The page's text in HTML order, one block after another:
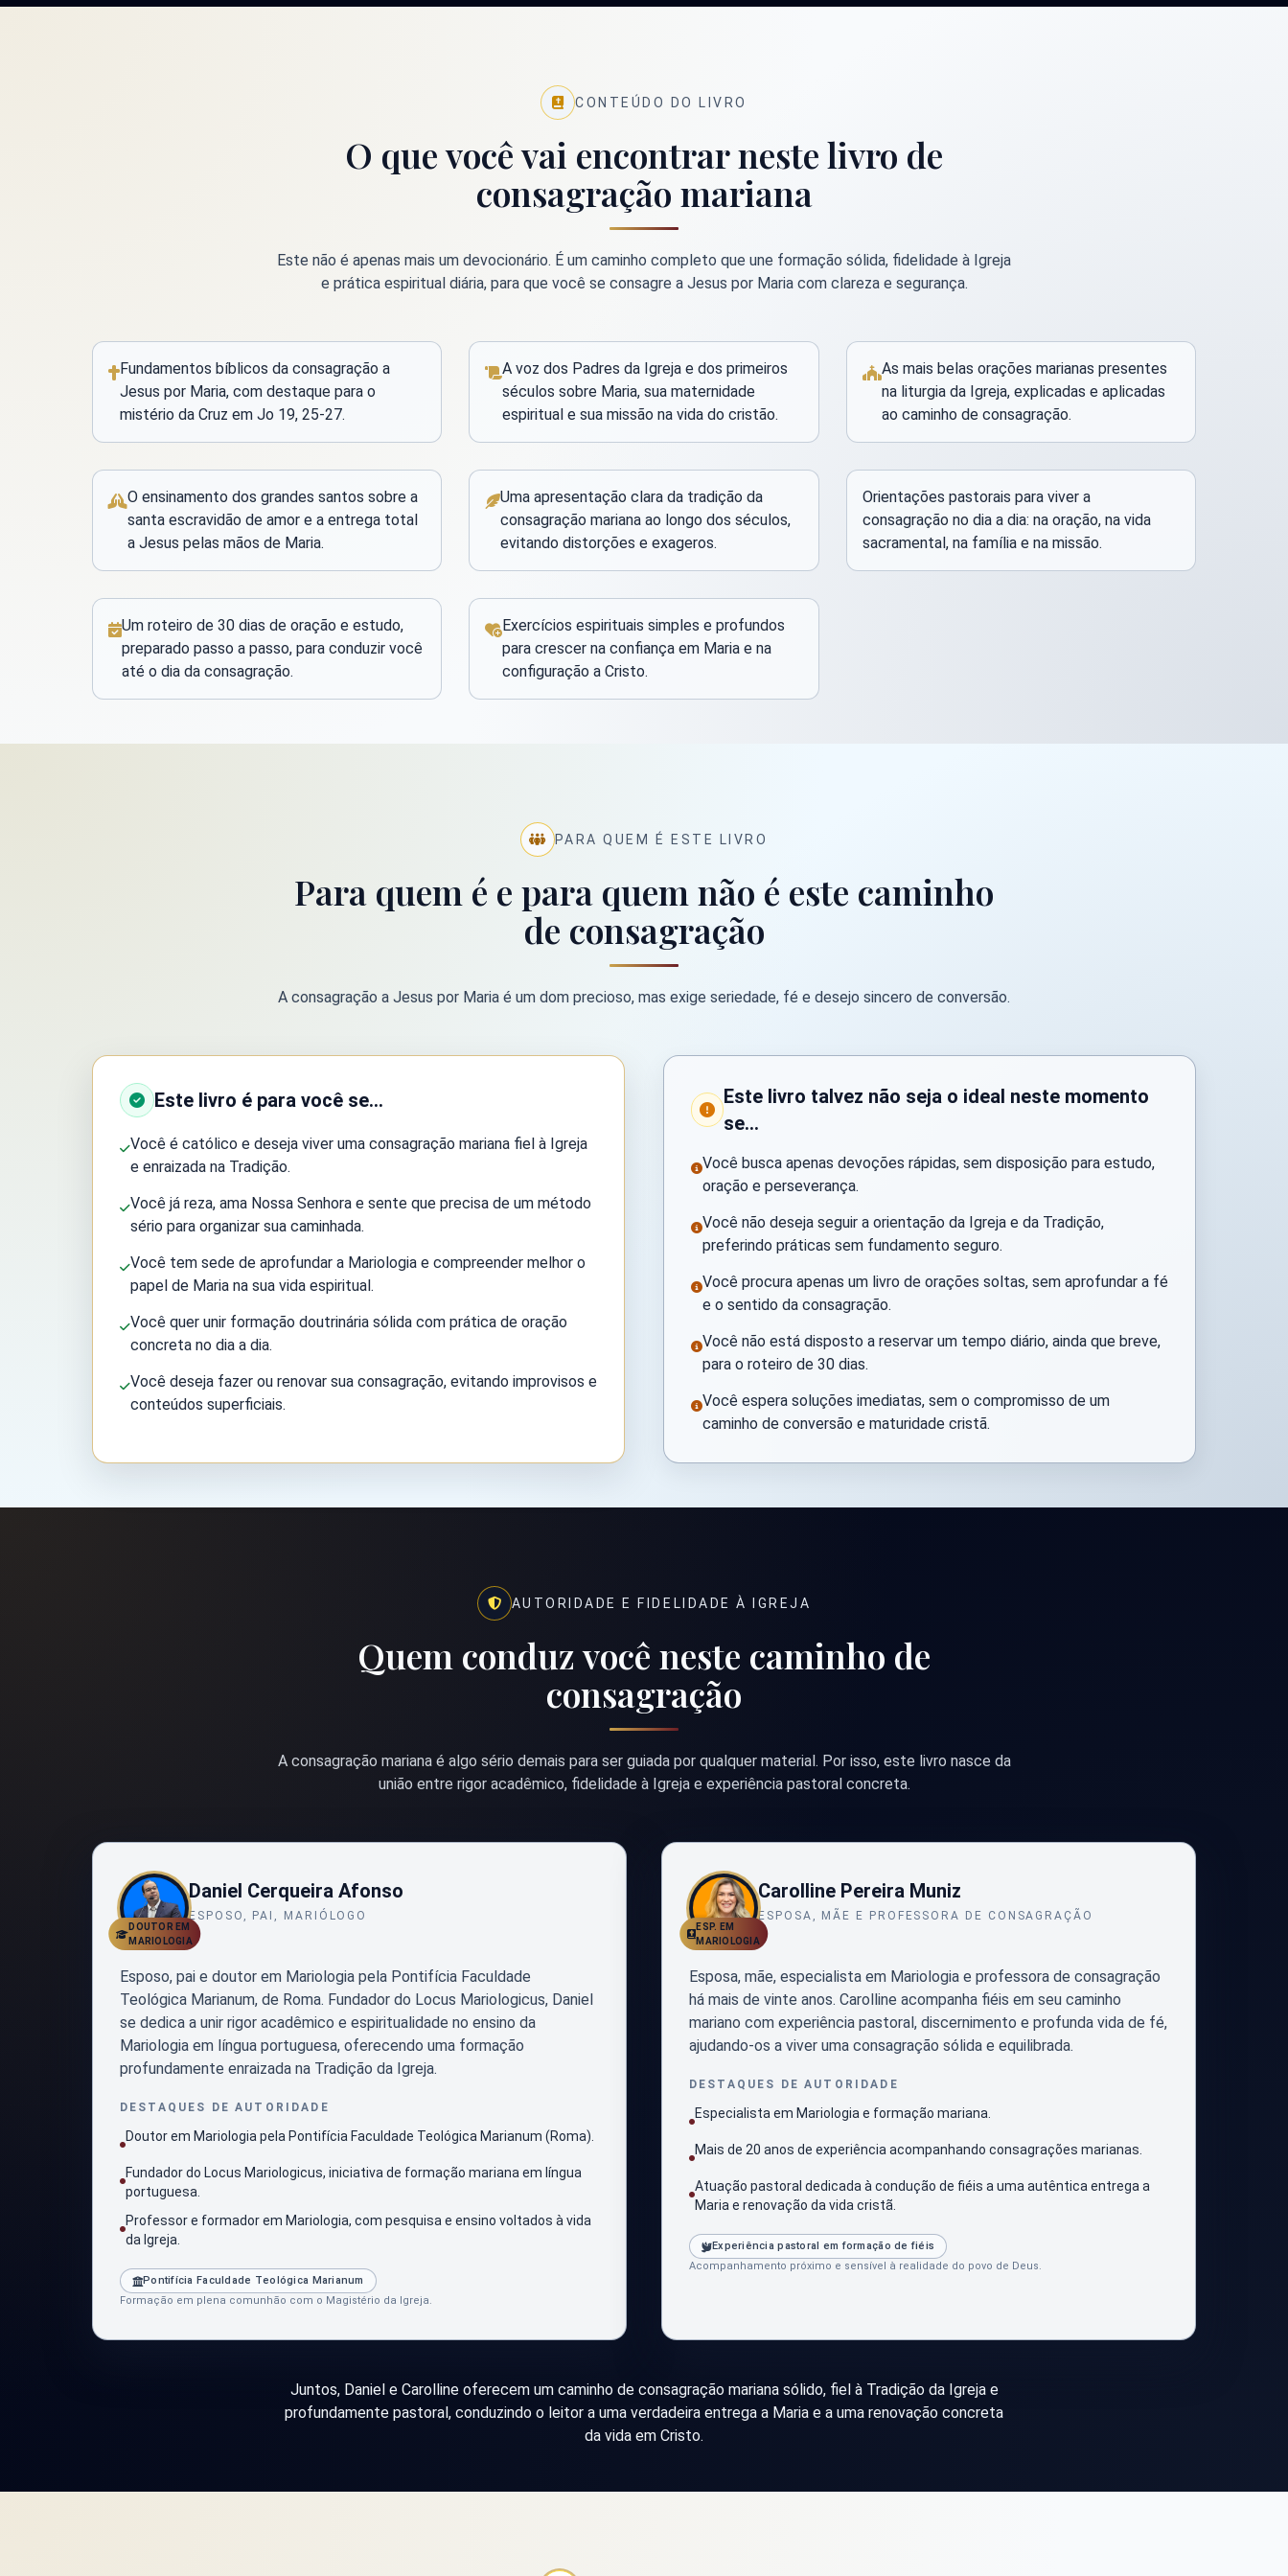
CONTEÚDO DO LIVRO
O que você vai encontrar neste livro de
consagração mariana
Este não é apenas mais um devocionário. É um caminho completo que une formação sólida, fidelidade à Igreja
e prática espiritual diária, para que você se consagre a Jesus por Maria com clareza e segurança.
Fundamentos bíblicos da consagração a
Jesus por Maria, com destaque para o
mistério da Cruz em Jo 19, 25-27.
A voz dos Padres da Igreja e dos primeiros
séculos sobre Maria, sua maternidade
espiritual e sua missão na vida do cristão.
As mais belas orações marianas presentes
na liturgia da Igreja, explicadas e aplicadas
ao caminho de consagração.
O ensinamento dos grandes santos sobre a
santa escravidão de amor e a entrega total
a Jesus pelas mãos de Maria.
Uma apresentação clara da tradição da
consagração mariana ao longo dos séculos,
evitando distorções e exageros.
Orientações pastorais para viver a
consagração no dia a dia: na oração, na vida
sacramental, na família e na missão.
Um roteiro de 30 dias de oração e estudo,
preparado passo a passo, para conduzir você
até o dia da consagração.
Exercícios espirituais simples e profundos
para crescer na confiança em Maria e na
configuração a Cristo.
PARA QUEM É ESTE LIVRO
Para quem é e para quem não é este caminho
de consagração
A consagração a Jesus por Maria é um dom precioso, mas exige seriedade, fé e desejo sincero de conversão.
Este livro é para você se...
Você é católico e deseja viver uma consagração mariana fiel à Igreja
e enraizada na Tradição.
Você já reza, ama Nossa Senhora e sente que precisa de um método
sério para organizar sua caminhada.
Você tem sede de aprofundar a Mariologia e compreender melhor o
papel de Maria na sua vida espiritual.
Você quer unir formação doutrinária sólida com prática de oração
concreta no dia a dia.
Você deseja fazer ou renovar sua consagração, evitando improvisos e
conteúdos superficiais.
Este livro talvez não seja o ideal neste momento
se...
Você busca apenas devoções rápidas, sem disposição para estudo,
oração e perseverança.
Você não deseja seguir a orientação da Igreja e da Tradição,
preferindo práticas sem fundamento seguro.
Você procura apenas um livro de orações soltas, sem aprofundar a fé
e o sentido da consagração.
Você não está disposto a reservar um tempo diário, ainda que breve,
para o roteiro de 30 dias.
Você espera soluções imediatas, sem o compromisso de um
caminho de conversão e maturidade cristã.
AUTORIDADE E FIDELIDADE À IGREJA
Quem conduz você neste caminho de
consagração
A consagração mariana é algo sério demais para ser guiada por qualquer material. Por isso, este livro nasce da
união entre rigor acadêmico, fidelidade à Igreja e experiência pastoral concreta.
DOUTOR EM
MARIOLOGIA
Daniel Cerqueira Afonso
ESPOSO, PAI, MARIÓLOGO
Esposo, pai e doutor em Mariologia pela Pontifícia Faculdade
Teológica Marianum, de Roma. Fundador do Locus Mariologicus, Daniel
se dedica a unir rigor acadêmico e espiritualidade no ensino da
Mariologia em língua portuguesa, oferecendo uma formação
profundamente enraizada na Tradição da Igreja.
DESTAQUES DE AUTORIDADE
Doutor em Mariologia pela Pontifícia Faculdade Teológica Marianum (Roma).
Fundador do Locus Mariologicus, iniciativa de formação mariana em língua
portuguesa.
Professor e formador em Mariologia, com pesquisa e ensino voltados à vida
da Igreja.
Pontifícia Faculdade Teológica Marianum
Formação em plena comunhão com o Magistério da Igreja.
ESP. EM
MARIOLOGIA
Carolline Pereira Muniz
ESPOSA, MÃE E PROFESSORA DE CONSAGRAÇÃO
Esposa, mãe, especialista em Mariologia e professora de consagração
há mais de vinte anos. Carolline acompanha fiéis em seu caminho
mariano com experiência pastoral, discernimento e profunda vida de fé,
ajudando-os a viver uma consagração sólida e equilibrada.
DESTAQUES DE AUTORIDADE
Especialista em Mariologia e formação mariana.
Mais de 20 anos de experiência acompanhando consagrações marianas.
Atuação pastoral dedicada à condução de fiéis a uma autêntica entrega a
Maria e renovação da vida cristã.
Experiência pastoral em formação de fiéis
Acompanhamento próximo e sensível à realidade do povo de Deus.
Juntos, Daniel e Carolline oferecem um caminho de consagração mariana sólido, fiel à Tradição da Igreja e
profundamente pastoral, conduzindo o leitor a uma verdadeira entrega a Maria e a uma renovação concreta
da vida em Cristo.